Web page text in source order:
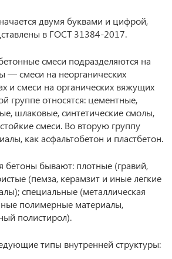
двумя буквами и цифрой,
в ГОСТ 31384-2017.
смеси подразделяются на
— смеси на неорганических
и смеси на органических вяжущих
группе относятся: цементные,
шлаковые, синтетические смолы,
смеси. Во вторую группу
как асфальтобетон и пластбетон.
бетоны бывают: плотные (гравий,
(пемза, керамзит и иные легкие
специальные (металлическая
полимерные материалы,
полистирол).
типы внутренней структуры: